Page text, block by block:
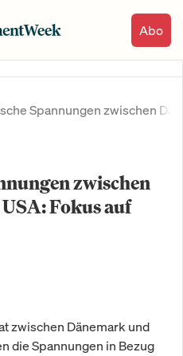
Abo
Spannungen zwischen
zwischen
Fokus auf
zwischen Dänemark und
die Spannungen in Bezug